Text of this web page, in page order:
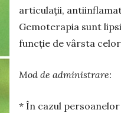
articulații,
Gemoterapia sunt
funcție de vârsta
Mod de administrare:
* În cazul persoanelor